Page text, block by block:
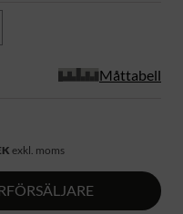
Måttabell
exkl. moms